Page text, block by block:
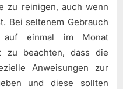
zu reinigen, auch wenn
Bei seltenem Gebrauch
auf einmal im Monat
zu beachten, dass die
Anweisungen zur
und diese sollten